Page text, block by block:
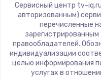
Замена
Сервисный центр tv-
авторизованным)
перечисленные
правообладателей.
индивидуализации
целью информирования
услугах в